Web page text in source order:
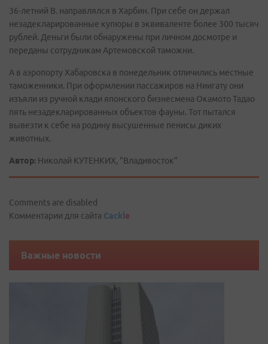
36-летний В. направлялся в Харбин. При себе он держал
незадекларированные купюры в эквиваленте более 300 тысяч
рублей. Деньги были обнаружены при личном досмотре и
переданы сотрудникам Артемовской таможни.
А в аэропорту Хабаровска в понедельник отличились местные
таможенники. При оформлении пассажиров на Ниигату они
изъяли из ручной клади японского бизнесмена Окамото Тадао
пять незадекларированных объектов фауны. Тот пытался
вывезти к себе на родину высушенные пенисы диких
животных.
Автор: Николай КУТЕНКИХ, "Владивосток"
Comments are disabled
Комментарии для сайта Cackle
Важные новости